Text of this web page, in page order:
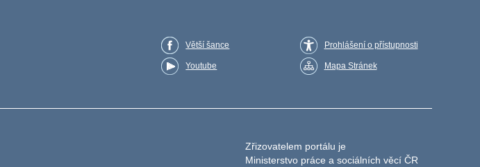
Větší šance
Youtube
Prohlášení o přístupnosti
Mapa Stránek
Zřizovatelem portálu je
Ministerstvo práce a sociálních věcí ČR